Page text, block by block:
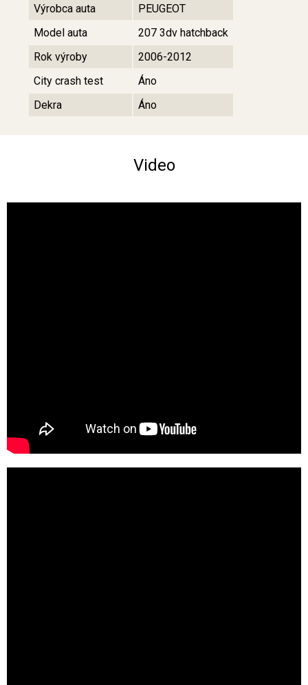
Výrobca auta
PEUGEOT
Model auta
207 3dv hatchback
Rok výroby
2006-2012
City crash test
Áno
Dekra
Áno
Video